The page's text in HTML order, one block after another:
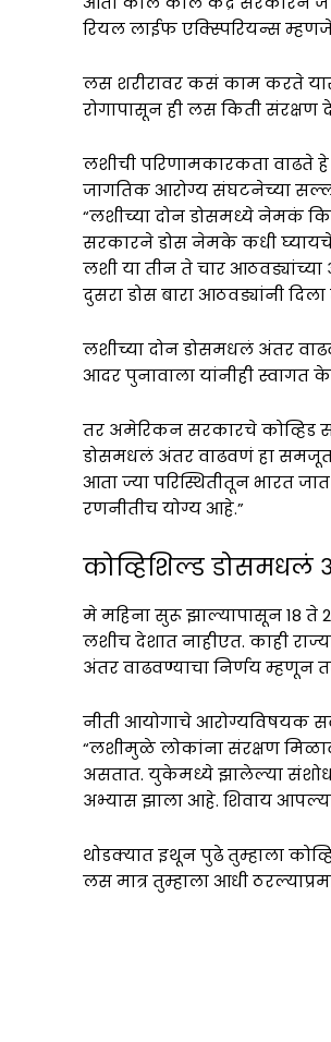
रियल लाईफ एक्स्पिरियन्स
लस शरीरावर कसं काम करते
रोगापासून ही लस किती संरक्षण
लशीची परिणामकारकता वाढते
जागतिक आरोग्य संघटनेच्या
“लशीच्या दोन डोसमध्ये नेमकं
सरकारने डोस नेमके कधी घ्यायचे
लशी या तीन ते चार
दुसरा डोस बारा आठवड्यांनी
लशीच्या दोन डोसमधलं अंतर
आदर पुनावाला यांनीही स्वागत
तर अमेरिकन सरकारचे कोव्हिड
डोसमधलं अंतर वाढवणं हा
आता ज्या परिस्थितीतून भारत
रणनीतीच योग्य आहे.”
कोव्हिशिल्ड डोसमधलं
मे महिना सुरू झाल्यापासून 18
लशीच देशात नाहीएत. काही
अंतर वाढवण्याचा निर्णय म्हणून
नीती आयोगाचे आरोग्यविषयक
“लशीमुळे लोकांना संरक्षण
असतात. युकेमध्ये झालेल्या
अभ्यास झाला आहे. शिवाय
थोडक्यात इथून पुढे तुम्हाला
लस मात्र तुम्हाला आधी